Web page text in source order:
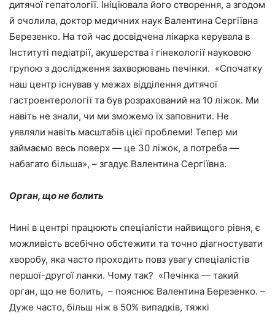
дитячої гепатології. Ініціювала його створення, а згодом
й очолила, доктор медичних наук Валентина Сергіївна
Березенко. На той час досвідчена лікарка керувала в
Інституті педіатрії, акушерства і гінекології науковою
групою з дослідження захворювань печінки. «Спочатку
наш центр існував у межах відділення дитячої
гастроентерології та був розрахований на 10 ліжок. Ми
навіть не знали, чи ми зможемо їх заповнити. Не
уявляли навіть масштабів цієї проблеми! Тепер ми
займаємо весь поверх — це 30 ліжок, а потреба —
набагато більша», – згадує Валентина Сергіївна.
Орган, що не болить
Нині в центрі працюють спеціалісти найвищого рівня, є
можливість всебічно обстежити та точно діагностувати
хворобу, яка часто проходить повз увагу спеціалістів
першої-другої ланки. Чому так? «Печінка — такий
орган, що не болить, – пояснює Валентина Березенко. –
Дуже часто, більш ніж в 50% випадків, тяжкі